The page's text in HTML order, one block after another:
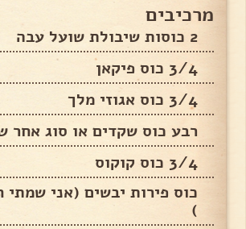
מרכיבים
2 כוסות שיבולת שועל עבה
3/4 כוס פיקאן
3/4 כוס אגוזי מלך
רבע כוס שקדים או סוג אחר
3/4 כוס קוקוס
כוס פירות יבשים (אני שמתי
)